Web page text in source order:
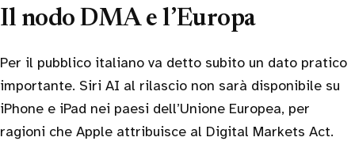
Il nodo DMA e l’Europa
Per il pubblico italiano va detto subito un dato pratico
importante. Siri AI al rilascio non sarà disponibile su
iPhone e iPad nei paesi dell’Unione Europea, per
ragioni che Apple attribuisce al Digital Markets Act.